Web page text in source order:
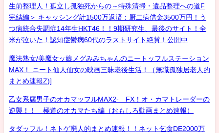
生前整理人！孤立し孤独死からの～特殊清掃・遺品整理への道F
完結編＞ キャッシング計1500万返済：厨二病借金3500万円！う
つ病統合失調症14年生HKT46！！9期研究生、最後のサイト！全
米が泣いた！認知症鬱病60代のラストサイト絶賛！公開中
魔法熟女/美魔女ッ娘メグみみちゃんのニートッフルステーション
MAX！ ニート仙人仙女の映画三昧老後生活！（無職孤独居老人的
まとめ速報Z)]
乙女系腐男子のオカマッフルMAX2- FX！オ・カマトレーダーの
逆襲！！ 極道のオカマたち編（おもしろ動画まとめ速報）
タダッフル！ネトゲ廃人的まとめ速報！！ネット乞食DE2000万